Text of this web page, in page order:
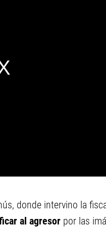
donde intervino la
al agresor por las